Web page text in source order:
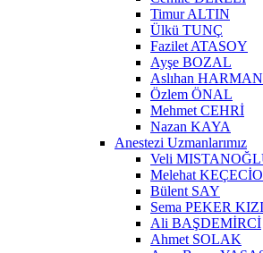
Timur ALTIN
Ülkü TUNÇ
Fazilet ATASOY
Ayşe BOZAL
Aslıhan HARMAN
Özlem ÖNAL
Mehmet CEHRİ
Nazan KAYA
Anestezi Uzmanlarımız
Veli
Melehat
Bülent SAY
Sema PEKER
Ali BAŞDEMİRCİ
Ahmet SOLAK